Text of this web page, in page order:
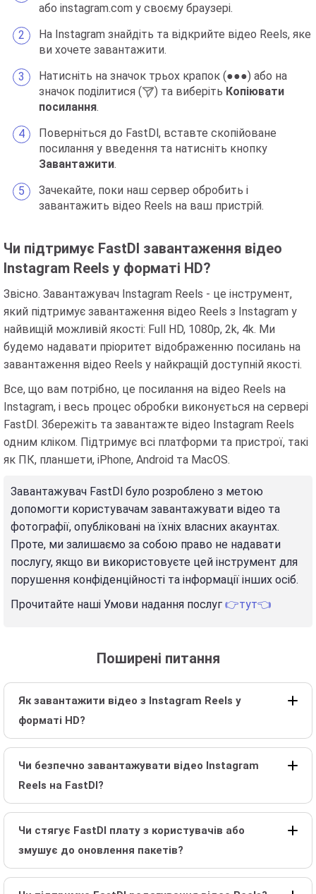
або instagram.com у своєму браузері.
На Instagram знайдіть та відкрийте відео Reels, яке
ви хочете завантажити.
Натисніть на значок трьох крапок (●●●) або на
значок поділитися (
) та виберіть Копіювати
посилання.
Поверніться до FastDl, вставте скопійоване
посилання у введення та натисніть кнопку
Завантажити.
Зачекайте, поки наш сервер обробить і
завантажить відео Reels на ваш пристрій.
Чи підтримує FastDl завантаження відео
Instagram Reels у форматі HD?
Звісно. Завантажувач Instagram Reels - це інструмент,
який підтримує завантаження відео Reels з Instagram у
найвищій можливій якості: Full HD, 1080p, 2k, 4k. Ми
будемо надавати пріоритет відображенню посилань на
завантаження відео Reels у найкращій доступній якості.
Все, що вам потрібно, це посилання на відео Reels на
Instagram, і весь процес обробки виконується на сервері
FastDl. Збережіть та завантажте відео Instagram Reels
одним кліком. Підтримує всі платформи та пристрої, такі
як ПК, планшети, iPhone, Android та MacOS.
Завантажувач FastDl було розроблено з метою
допомогти користувачам завантажувати відео та
фотографії, опубліковані на їхніх власних акаунтах.
Проте, ми залишаємо за собою право не надавати
послугу, якщо ви використовуєте цей інструмент для
порушення конфіденційності та інформації інших осіб.
Прочитайте наші Умови надання послуг 👉тут👈
Поширені питання
Як завантажити відео з Instagram Reels у
форматі HD?
Чи безпечно завантажувати відео Instagram
Reels на FastDl?
Чи стягує FastDl плату з користувачів або
змушує до оновлення пакетів?